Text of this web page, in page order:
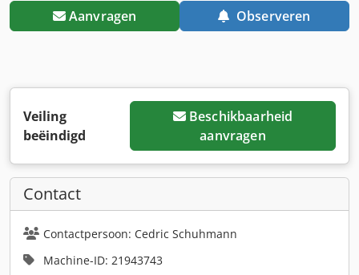
Aanvragen Observeren
Veiling
beëindigd
Beschikbaarheid
aanvragen
Contact
Contactpersoon: Cedric Schuhmann
Machine-ID: 21943743